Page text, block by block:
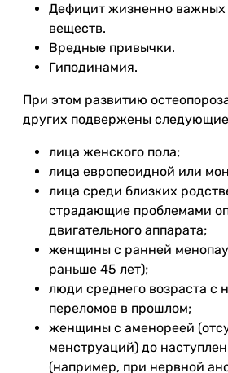
Дефицит жизненно важных
веществ.
Вредные привычки.
Гиподинамия.
При этом развитию
других подвержены следующие
лица женского пола;
лица европеоидной или
лица среди близких
страдающие проблемами
двигательного аппарата;
женщины с ранней
раньше 45 лет);
люди среднего возраста с
переломов в прошлом;
женщины с аменореей
менструаций) до
(например, при нервной